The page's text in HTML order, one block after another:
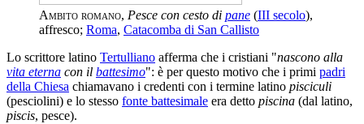
Ambito romano, Pesce con cesto di pane (III secolo),
affresco; Roma, Catacomba di San Callisto
Lo scrittore latino Tertulliano afferma che i cristiani "nascono alla
vita eterna con il battesimo": è per questo motivo che i primi padri
della Chiesa chiamavano i credenti con i termine latino pisciculi
(pesciolini) e lo stesso fonte battesimale era detto piscina (dal latino,
piscis, pesce).